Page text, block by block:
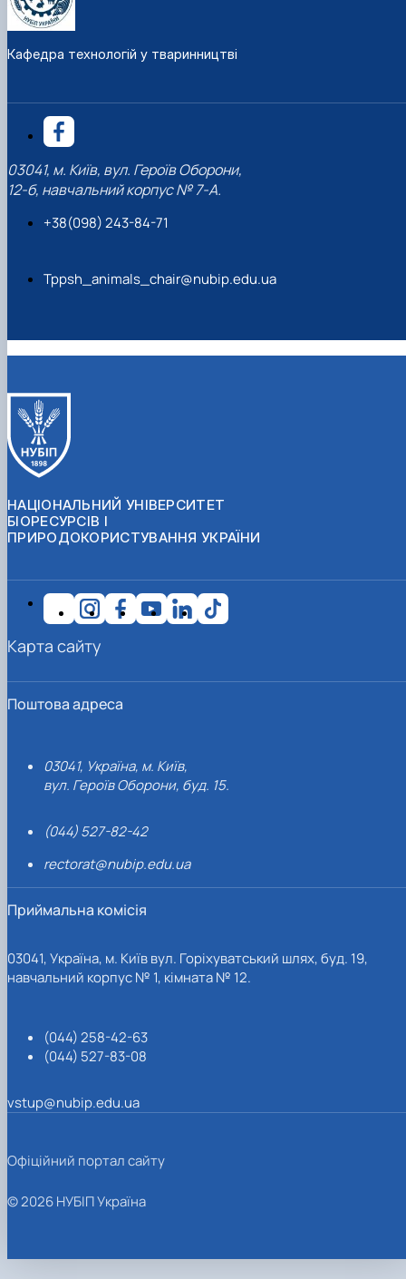
Кафедра технологій у тваринництві
03041, м. Київ, вул. Героїв Оборони,
12-б, навчальний корпус № 7-А.
+38(098) 243-84-71
Tppsh_animals_chair@nubip.edu.ua
НАЦІОНАЛЬНИЙ УНІВЕРСИТЕТ
БІОРЕСУРСІВ І
ПРИРОДОКОРИСТУВАННЯ УКРАЇНИ
Поштова адреса
03041, Україна, м. Київ,
вул. Героїв Оборони, буд. 15.
(044) 527-82-42
rectorat@nubip.edu.ua
Приймальна комісія
03041, Україна, м. Київ вул. Горіхуватський шлях, буд. 19,
навчальний корпус № 1, кімната № 12.
(044) 258-42-63
(044) 527-83-08
vstup@nubip.edu.ua
Карта сайту
Офіційний портал сайту
© 2026 НУБІП Україна